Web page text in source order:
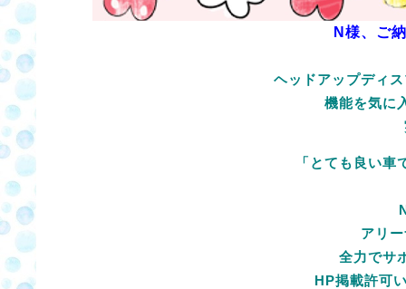
N様、ご
ヘッドアップディ
機能を気に
「とても良い
アリ
全力でサ
HP掲載許可